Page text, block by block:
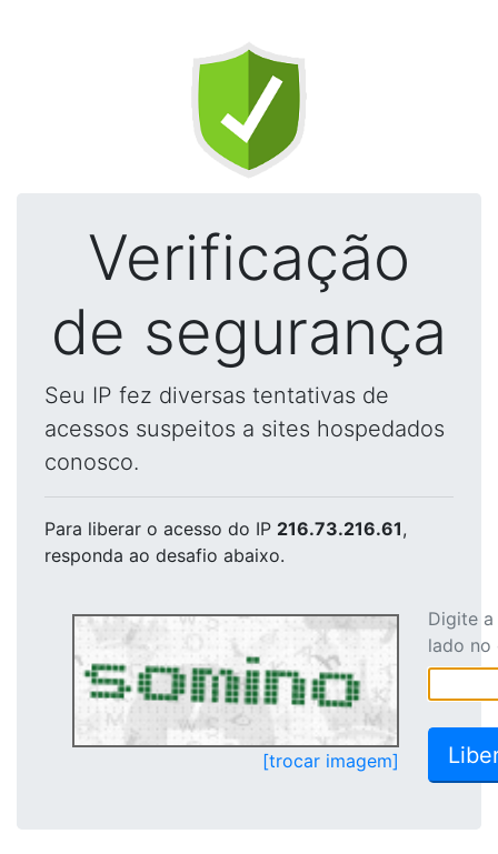
Verificação
de segurança
Seu IP fez diversas tentativas de
acessos suspeitos a sites hospedados
conosco.
Para liberar o acesso do IP 216.73.216.61,
responda ao desafio abaixo.
[trocar imagem]
Digite
lado no